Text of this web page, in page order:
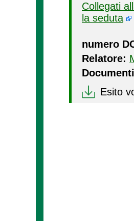
Collegati
la seduta
numero
Relatore:
Esito